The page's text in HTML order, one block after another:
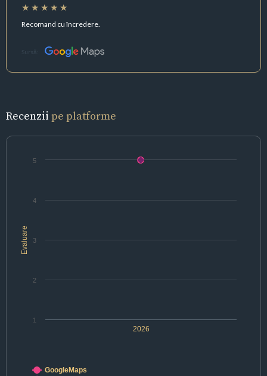
Recomand cu încredere.
Sursă:
Recenzii pe platforme
Evaluare
2026
1
2
3
4
5
GoogleMaps